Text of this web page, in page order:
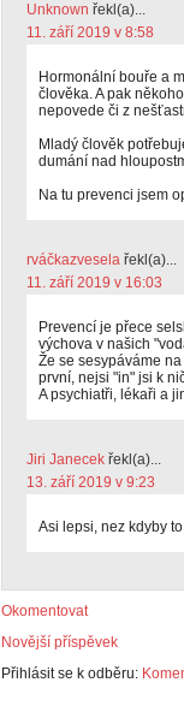
Unknown řekl(a)...
11. září 2019 v 8:58
Hormonální bouře a
člověka. A pak
nepovede či z
Mladý člověk
dumání nad
Na tu prevenci jsem
rváčkazvesela řekl(a)...
11. září 2019 v 16:03
Prevencí je přece
výchova v našich
Že se sesypáváme
první, nejsi "in" jsi k
A psychiatři, lékaři a
Jiri Janecek řekl(a)...
13. září 2019 v 9:23
Asi lepsi, nez kdyby
Okomentovat
Novější příspěvek
Přihlásit se k odběru: